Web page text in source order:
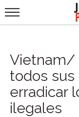
Vietnam/
todos sus
erradicar
ilegales